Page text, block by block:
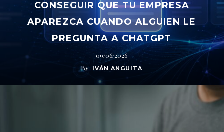
CONSEGUIR QUE TU EMPRESA
APAREZCA CUANDO ALGUIEN LE
PREGUNTA A CHATGPT
09/06/2026
By IVÁN ANGUITA